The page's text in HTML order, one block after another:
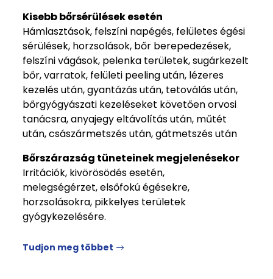
Kisebb bőrsérülések esetén
Hámlasztások, felszíni napégés, felületes égési
sérülések, horzsolások, bőr berepedezések,
felszíni vágások, pelenka területek, sugárkezelt
bőr, varratok, felületi peeling után, lézeres
kezelés után, gyantázás után, tetoválás után,
bőrgyógyászati kezeléseket követően orvosi
tanácsra, anyajegy eltávolítás után, műtét
után, császármetszés után, gátmetszés után
Bőrszárazság tüneteinek megjelenésekor
Irritációk, kivörösödés esetén,
melegségérzet, elsőfokú égésekre,
horzsolásokra, pikkelyes területek
gyógykezelésére.
Tudjon meg többet